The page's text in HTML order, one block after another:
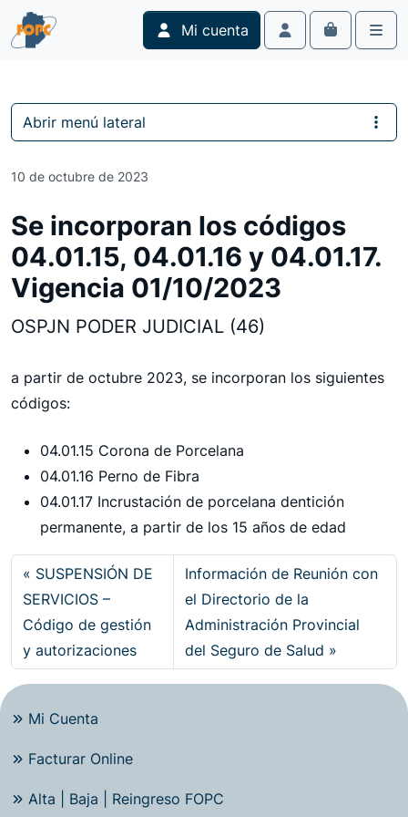
Skip to content
Skip to footer
Mi cuenta
Account
Cart
10 de octubre de 2023
Se incorporan los códigos
04.01.15, 04.01.16 y 04.01.17.
Vigencia 01/10/2023
OSPJN PODER JUDICIAL (46)
a partir de octubre 2023, se incorporan los siguientes
códigos:
04.01.15 Corona de Porcelana
04.01.16 Perno de Fibra
04.01.17 Incrustación de porcelana dentición
permanente, a partir de los 15 años de edad
SUSPENSIÓN DE
SERVICIOS –
Código de gestión
y autorizaciones
Información de Reunión con
el Directorio de la
Administración Provincial
del Seguro de Salud
Abrir menú lateral
Mi Cuenta
Facturar Online
Alta | Baja | Reingreso FOPC